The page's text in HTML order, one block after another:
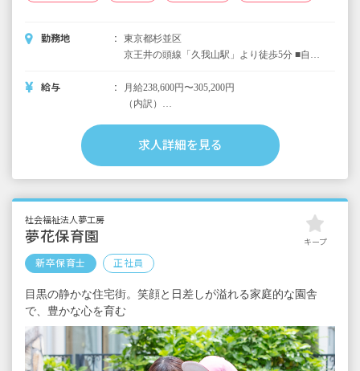
勤務地
東京都杉並区
京王井の頭線「久我山駅」より徒歩5分 ■自転
担）
給与
月給238,600円〜305,200円
（内訳）
固定残業代 32,300円～（20時間分※超過分
は別途支給）
＜別途支給手当＞
■処遇改善手当 前年度実績40万円超（入社1
■賞与年2回 ※前年度実績4カ月
＜年収例＞
・年齢別の年収例
25歳／認可園経験3年／年収395万円～
求人詳細を見る
社会福祉法人夢工房
夢花保育園
新卒保育士 正社員
キープ
目黒の静かな住宅街。笑顔と日差しが溢れる家庭的な園舎
で、豊かな心を育む